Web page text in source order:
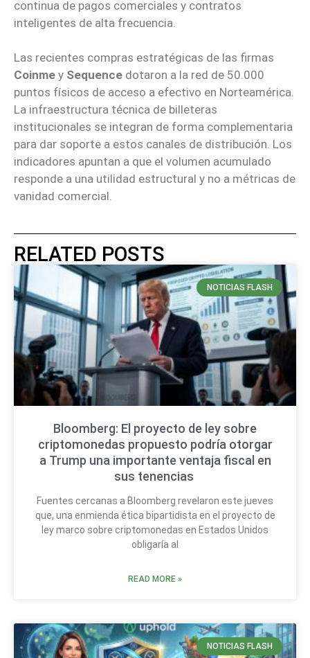
continua de pagos comerciales y contratos
inteligentes de alta frecuencia.
Las recientes compras estratégicas de las firmas
Coinme y Sequence dotaron a la red de 50.000
puntos físicos de acceso a efectivo en Norteamérica.
La infraestructura técnica de billeteras
institucionales se integran de forma complementaria
para dar soporte a estos canales de distribución. Los
indicadores apuntan a que el volumen acumulado
responde a una utilidad estructural y no a métricas de
vanidad comercial.
RELATED POSTS
NOTICIAS FLASH
Bloomberg: El proyecto de ley sobre
criptomonedas propuesto podría otorgar
a Trump una importante ventaja fiscal en
sus tenencias
Fuentes cercanas a Bloomberg revelaron este jueves
que, una enmienda ética bipartidista en el proyecto de
ley marco sobre criptomonedas en Estados Unidos
obligaría al
READ MORE »
NOTICIAS FLASH